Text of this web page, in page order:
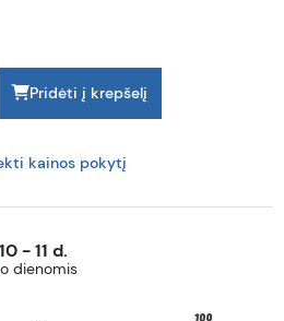
Pridėti į krepšelį
kainos pokytį
- 11 d.
dienomis